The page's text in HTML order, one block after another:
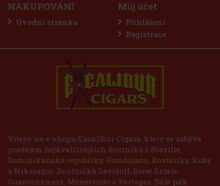
75 Kč
Do košíku
NAKUPOVÁNÍ
Úvodní stránka
Můj účet
Přihlášení
Registrace
Vítejte na e-shopu Excalibur Cigars, který se zabývá
prodejem nejkvalitnějších doutníků z Brazílie,
Dominikánské republiky, Hondurasu, Kostariky, Kuby
a Nikaragui. Doutníčků Davidoff, Drew Estate,
Guantanamera, Monecristo a Partagas. Dále pak